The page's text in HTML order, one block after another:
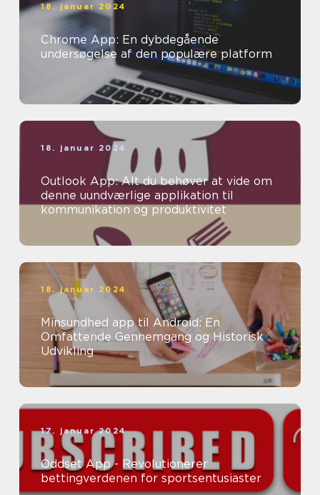
18. januar 2024
Chrome App: En dybdegående
undersøgelse af den populære platform
18. januar 2024
Outlook App: Alt du behøver at vide om
denne uundværlige applikation til
kommunikation og produktivitet
18. januar 2024
Minsundhed app til Android: En
Omfattende Gennemgang og Historisk
Udvikling
17. januar 2024
Oddset App - Revolutionerer
bettingverdenen for sportsentusiaster